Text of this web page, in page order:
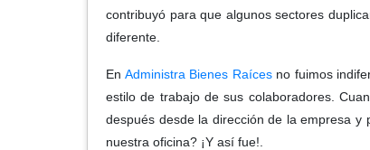
contribuyó para que algunos sectores
diferente.
En Administra Bienes Raícesno fuimos
estilo de trabajo de sus colaboradores.
después desde la dirección de la empresa
nuestra oficina? ¡Y así fue!.